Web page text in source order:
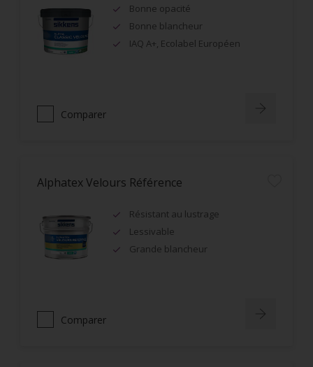
Bonne opacité
Bonne blancheur
IAQ A+, Ecolabel Européen
Comparer
Alphatex Velours Référence
Résistant au lustrage
Lessivable
Grande blancheur
Comparer